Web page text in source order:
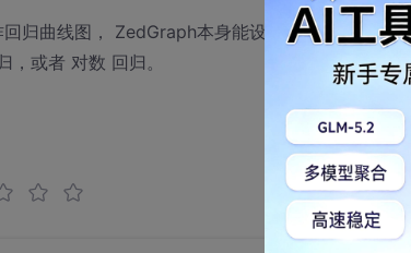
归曲线图， ZedGraph本身能设置描画规则吗。
，或者 对数 回归。